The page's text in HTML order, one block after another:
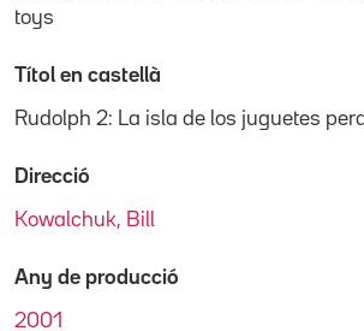
toys
Títol en castellà
Rudolph 2: La isla de los juguetes
Direcció
Kowalchuk, Bill
Any de producció
2001